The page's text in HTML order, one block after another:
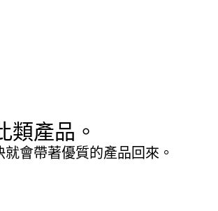
類產品。
就會帶著優質的產品回來。